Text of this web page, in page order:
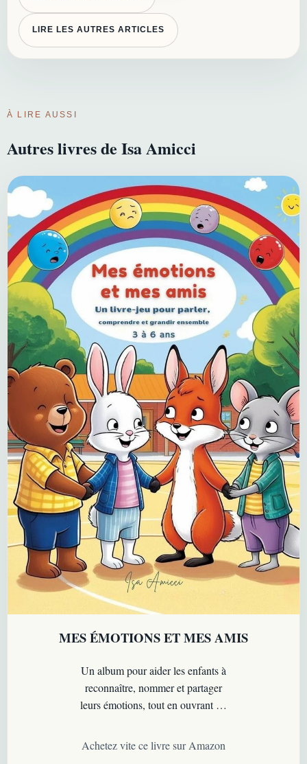
LIRE LES AUTRES ARTICLES
À LIRE AUSSI
Autres livres de Isa Amicci
MES ÉMOTIONS ET MES AMIS
Un album pour aider les enfants à
reconnaître, nommer et partager
leurs émotions, tout en ouvrant un
adultes qui les entourent…
Achetez vite ce livre sur Amazon